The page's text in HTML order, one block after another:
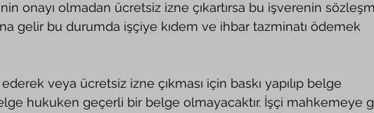
gelir bu durumda işçiye kıdem ve ihbar tazminatı ödemek
hukuken geçerli bir belge olmayacaktır. İşçi mahkemeye